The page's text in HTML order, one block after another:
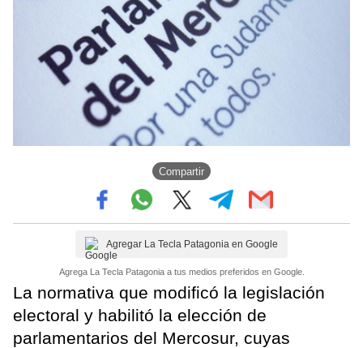
Compartir
Agregar La Tecla Patagonia en Google
Agrega La Tecla Patagonia a tus medios preferidos en Google.
La normativa que modificó la legislación
electoral y habilitó la elección de
parlamentarios del Mercosur, cuyas